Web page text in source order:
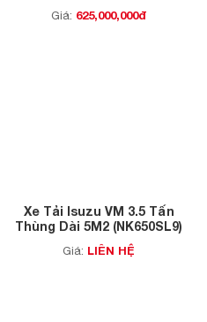
Giá: 625,000,000đ
Xe Tải Isuzu VM 3.5 Tấn
Thùng Dài 5M2 (NK650SL9)
Giá: LIÊN HỆ